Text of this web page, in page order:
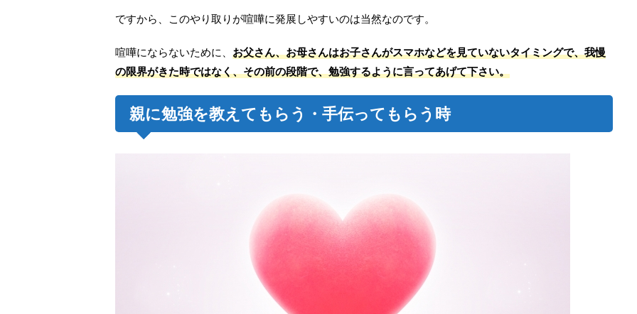
ですから、このやり取りが喧嘩に発展しやすいのは当然なのです。
喧嘩にならないために、 お父さん、お母さんはお子さんがスマホなどを見ていないタイミングで、我慢
の限界がきた時ではなく、その前の段階で、勉強するように言ってあげて下さい。
親に勉強を教えてもらう・手伝ってもらう時